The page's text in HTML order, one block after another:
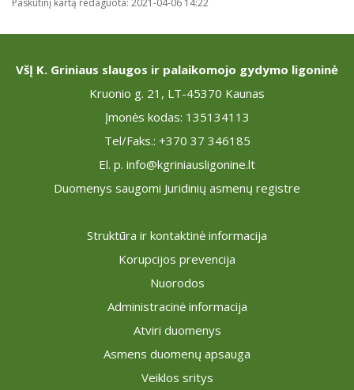
VšĮ K. Griniaus slaugos ir palaikomojo gydymo ligoninė
Kruonio g. 21, LT-45370 Kaunas
Įmonės kodas: 135134113
Tel/Faks.: +370 37 346185
El. p. info@kgriniausligonine.lt
Duomenys saugomi Juridinių asmenų registre
Struktūra ir kontaktinė informacija
Korupcijos prevencija
Nuorodos
Administracinė informacija
Atviri duomenys
Asmens duomenų apsauga
Veiklos sritys